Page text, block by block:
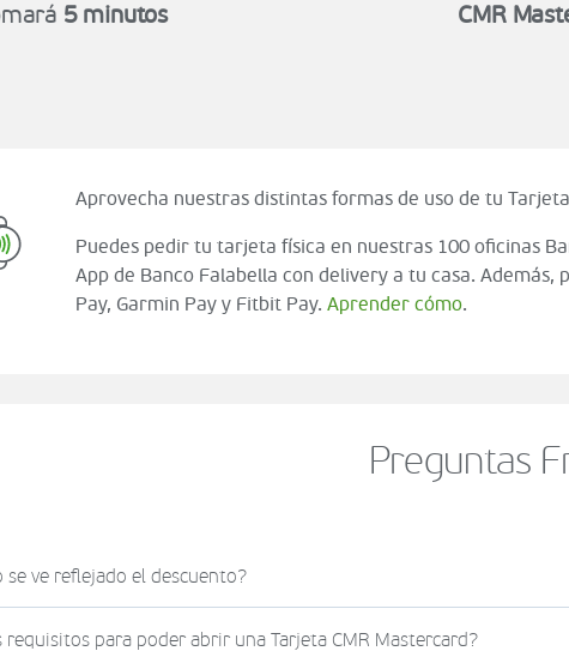
5 minutos
CMR
Aprovecha nuestras distintas formas de uso de tu
Puedes pedir tu tarjeta física en nuestras 100 oficinas
App de Banco Falabella con delivery a tu casa. Además,
Pay, Garmin Pay y Fitbit Pay. Aprender cómo.
Preguntas
se ve reflejado el descuento?
requisitos para poder abrir una Tarjeta CMR Mastercard?